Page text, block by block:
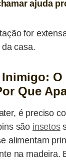
ajuda
for
casa.
O
Que
é preciso
são insetos
alimentam
na madeira.